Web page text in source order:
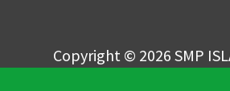
Copyright © 2026 SMP